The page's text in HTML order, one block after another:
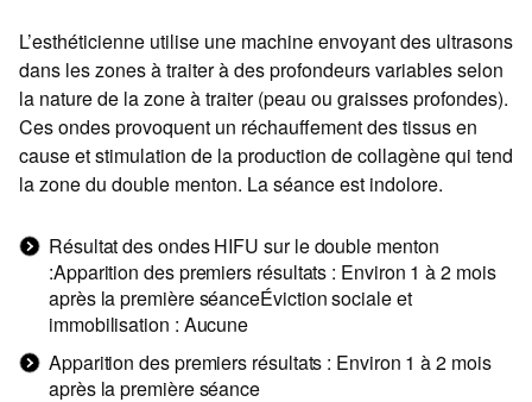
L’esthéticienne utilise une machine envoyant des ultrasons
dans les zones à traiter à des profondeurs variables selon
la nature de la zone à traiter (peau ou graisses profondes).
Ces ondes provoquent un réchauffement des tissus en
cause et stimulation de la production de collagène qui tend
la zone du double menton. La séance est indolore.
Résultat des ondes HIFU sur le double menton
:Apparition des premiers résultats : Environ 1 à 2 mois
après la première séanceÉviction sociale et
immobilisation : Aucune
Apparition des premiers résultats : Environ 1 à 2 mois
après la première séance